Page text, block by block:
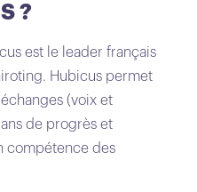
?
est le leader français
Hubicus permet
(voix et
de progrès et
compétence des